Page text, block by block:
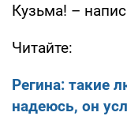
Кузьма! –
Читайте:
Регина: такие
надеюсь, он